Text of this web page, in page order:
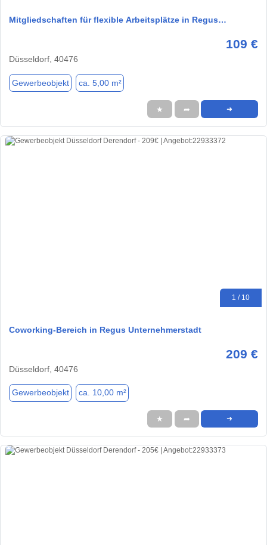
Mitgliedschaften für flexible Arbeitsplätze in Regus…
109 €
Düsseldorf, 40476
Gewerbeobjekt ca. 5,00 m²
★ ➦ ➜
1 / 10
Coworking-Bereich in Regus Unternehmerstadt
209 €
Düsseldorf, 40476
Gewerbeobjekt ca. 10,00 m²
★ ➦ ➜